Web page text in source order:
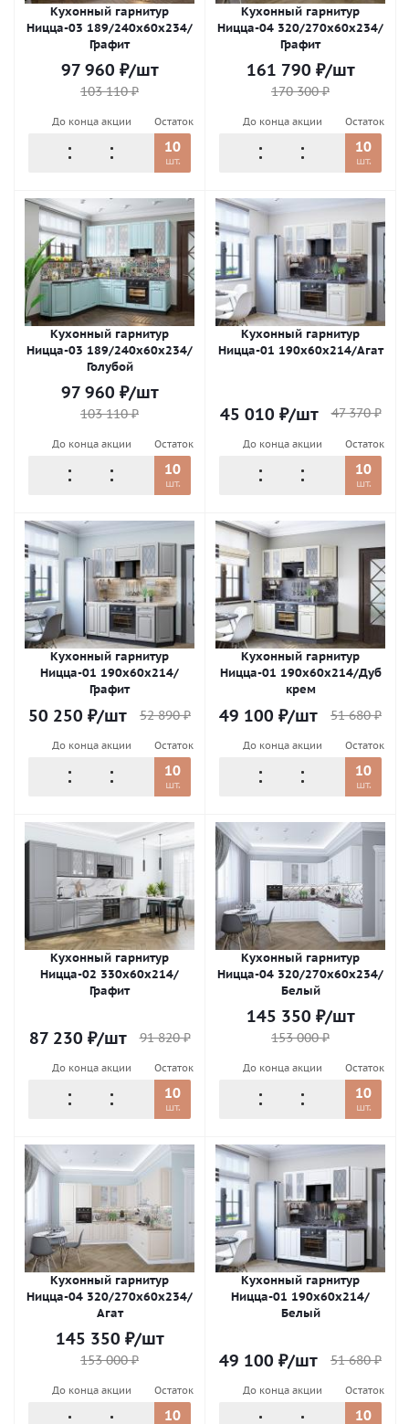
Кухонный гарнитур
Ницца-03 189/240х60х234/
Графит
97 960 ₽/шт
103 110₽
До конца акции Остаток
10
шт.
Кухонный гарнитур
Ницца-04 320/270х60х234/
Графит
161 790 ₽/шт
170 300₽
До конца акции Остаток
10
шт.
Кухонный гарнитур
Ницца-03 189/240х60х234/
Голубой
97 960 ₽/шт
103 110₽
До конца акции Остаток
10
шт.
Кухонный гарнитур
Ницца-01 190х60х214/Агат
45 010 ₽/шт 47 370₽
До конца акции Остаток
10
шт.
Кухонный гарнитур
Ницца-01 190х60х214/
Графит
50 250 ₽/шт 52 890₽
До конца акции Остаток
10
шт.
Кухонный гарнитур
Ницца-01 190х60х214/Дуб
крем
49 100 ₽/шт 51 680₽
До конца акции Остаток
10
шт.
Кухонный гарнитур
Ницца-02 330х60х214/
Графит
87 230 ₽/шт 91 820₽
До конца акции Остаток
10
шт.
Кухонный гарнитур
Ницца-04 320/270х60х234/
Белый
145 350 ₽/шт
153 000₽
До конца акции Остаток
10
шт.
Кухонный гарнитур
Ницца-04 320/270х60х234/
Агат
145 350 ₽/шт
153 000₽
До конца акции Остаток
10
Кухонный гарнитур
Ницца-01 190х60х214/
Белый
49 100 ₽/шт 51 680₽
До конца акции Остаток
10